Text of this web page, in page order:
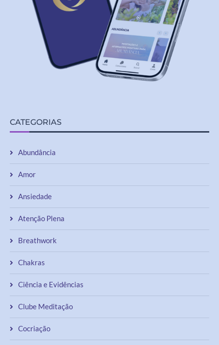
CATEGORIAS
Abundância
Amor
Ansiedade
Atenção Plena
Breathwork
Chakras
Ciência e Evidências
Clube Meditação
Cocriação